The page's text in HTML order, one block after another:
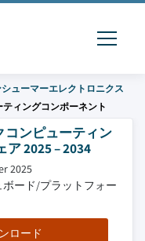
シューマーエレクトロニクス
ィングコンポーネント
コンピューティン
2025 – 2034
2025
ボード/プラットフォー
ロード